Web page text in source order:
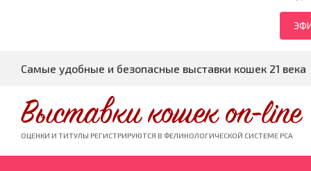
Самые удобные и безопасные выставки кошек 21 века
Выставки кошек on-line
ОЦЕНКИ И ТИТУЛЫ РЕГИСТРИРУЮТСЯ В ФЕЛИНОЛОГИЧЕСКОЙ СИСТЕМЕ PCA